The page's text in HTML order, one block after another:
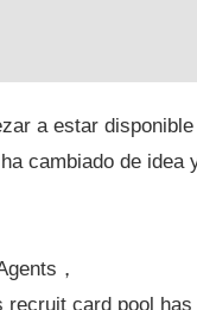
a estar
cambiado de idea
，
card pool has